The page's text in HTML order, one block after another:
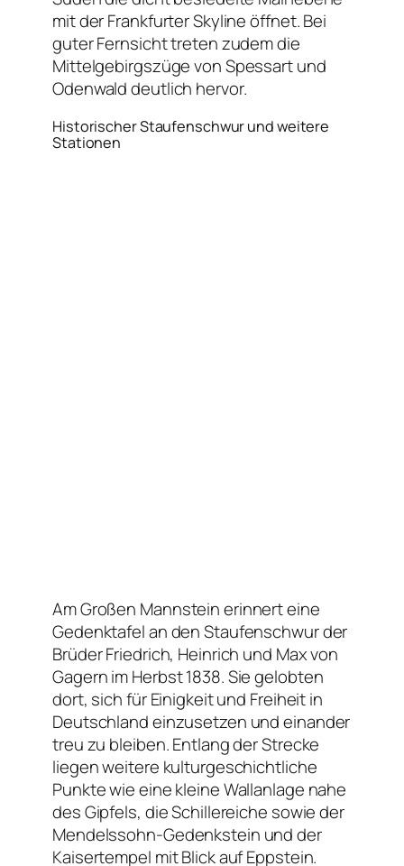
mit der Frankfurter Skyline öffnet. Bei
guter Fernsicht treten zudem die
Mittelgebirgszüge von Spessart und
Odenwald deutlich hervor.
Historischer Staufenschwur und weitere
Stationen
Am Großen Mannstein erinnert eine
Gedenktafel an den Staufenschwur der
Brüder Friedrich, Heinrich und Max von
Gagern im Herbst 1838. Sie gelobten
dort, sich für Einigkeit und Freiheit in
Deutschland einzusetzen und einander
treu zu bleiben. Entlang der Strecke
liegen weitere kulturgeschichtliche
Punkte wie eine kleine Wallanlage nahe
des Gipfels, die Schillereiche sowie der
Mendelssohn-Gedenkstein und der
Kaisertempel mit Blick auf Eppstein.